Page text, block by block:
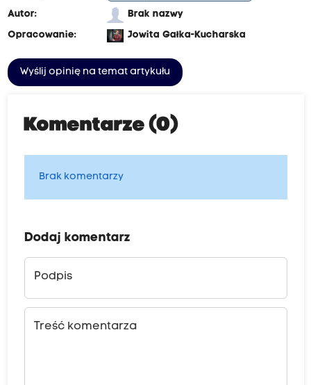
Autor:
Brak nazwy
Opracowanie:
Jowita Gałka-Kucharska
Wyślij opinię na temat artykułu
Komentarze (0)
Brak komentarzy
Dodaj komentarz
Podpis
Treść komentarza